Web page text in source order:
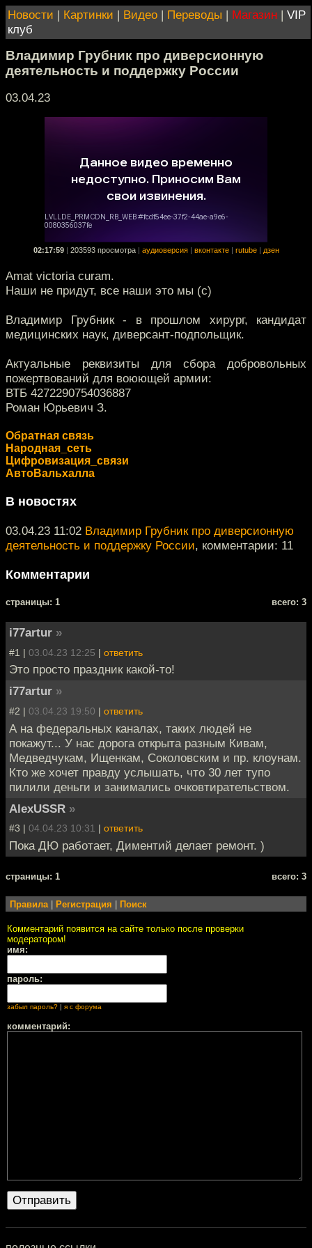
Новости | Картинки | Видео | Переводы | Магазин | VIP
клуб
Владимир Грубник про диверсионную
деятельность и поддержку России
03.04.23
02:17:59 203593 просмотра аудиоверсия вконтакте rutube дзен
Amat victoria curam.
Наши не придут, все наши это мы (с)
Владимир Грубник - в прошлом хирург, кандидат
медицинских наук, диверсант-подпольщик.
Актуальные реквизиты для сбора добровольных
пожертвований для воюющей армии:
ВТБ 4272290754036887
Роман Юрьевич З.
Обратная связь
Народная_сеть
Цифровизация_связи
АвтоВальхалла
В новостях
03.04.23 11:02 Владимир Грубник про диверсионную
деятельность и поддержку России, комментарии: 11
Комментарии
cтраницы: 1 всего: 3
i77artur »
#1 | 03.04.23 12:25 | ответить
Это просто праздник какой-то!
i77artur »
#2 | 03.04.23 19:50 | ответить
А на федеральных каналах, таких людей не
покажут... У нас дорога открыта разным Кивам,
Медведчукам, Ищенкам, Соколовским и пр. клоунам.
Кто же хочет правду услышать, что 30 лет тупо
пилили деньги и занимались очковтирательством.
AlexUSSR »
#3 | 04.04.23 10:31 | ответить
Пока ДЮ работает, Диментий делает ремонт. )
cтраницы: 1 всего: 3
Правила | Регистрация | Поиск
Комментарий появится на сайте только после проверки
модератором!
имя:
пароль:
забыл пароль? | я с форума
комментарий: